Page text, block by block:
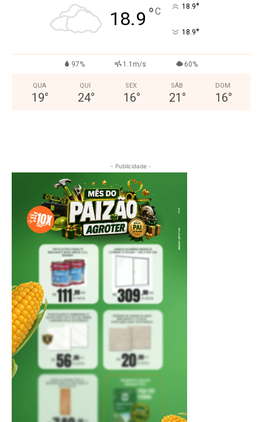
18.9 °C 18.9°
18.9°
97% 1.1m/s 60%
QUA
19°
QUI
24°
SEX
16°
SÁB
21 °
DOM
16°
- Publicidade -